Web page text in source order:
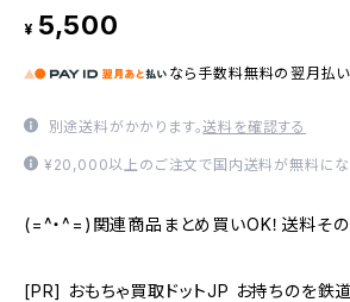
¥ 5,500
なら 手数料無料の 翌月払
別途送料がかかります。送料を確認する
¥20,000以上のご注文で国内送料が無料にな
(=^・^=)関連商品まとめ買いOK！送料その
[PR] おもちゃ買取ドットJP お持ちのを鉄